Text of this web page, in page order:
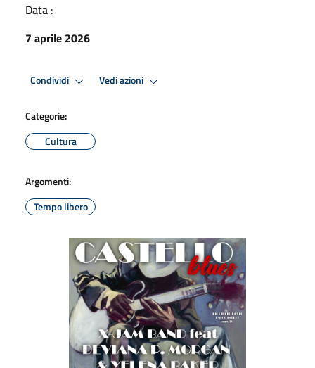
Data :
7 aprile 2026
Condividi Vedi azioni
Categorie:
Cultura
Argomenti:
Tempo libero